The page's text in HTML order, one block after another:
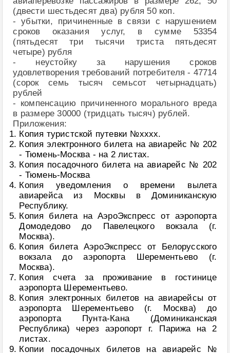
(двести шестьдесят два) рубля 50 коп.
- убытки, причиненные в связи с нарушением
сроков оказания услуг, в сумме 53354
(пятьдесят три тысячи триста пятьдесят
четыре) рубля
- неустойку за нарушения сроков
удовлетворения требований потребителя - 47714
(сорок семь тысяч семьсот четырнадцать)
рублей
- компенсацию причиненного морального вреда
в размере 30000 (тридцать тысяч) рублей.
Приложения:
Копия туристской путевки №хххх.
Копия электронного билета на авиарейс № 202
- Тюмень-Москва - на 2 листах.
Копия посадочного билета на авиарейс № 202
- Тюмень-Москва
Копия уведомления о времени вылета
авиарейса из Москвы в Доминиканскую
Республику.
Копия билета на АэроЭкспресс от аэропорта
Домодедово до Павелецкого вокзала (г.
Москва).
Копия билета АэроЭкспресс от Белорусского
вокзала до аэропорта Шерементьево (г.
Москва).
Копия счета за проживание в гостинице
аэропорта Шерементьево.
Копия электронных билетов на авиарейсы от
аэропорта Шерементьево (г. Москва) до
аэропорта Пунта-Кана (Доминиканская
Республика) через аэропорт г. Парижа на 2
листах.
Копии посадочных билетов на авиарейс №